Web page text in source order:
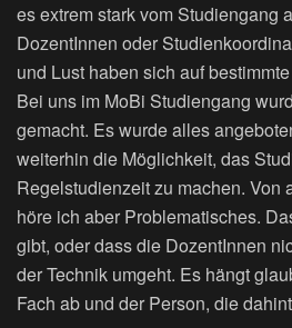
es extrem stark vom Studiengang
DozentInnen oder
und Lust haben sich auf
Bei uns im MoBi Studiengang
gemacht. Es wurde alles
weiterhin die Möglichkeit, das
Regelstudienzeit zu machen. Von
höre ich aber Problematisches.
gibt, oder dass die DozentInnen
der Technik umgeht. Es hängt
Fach ab und der Person, die